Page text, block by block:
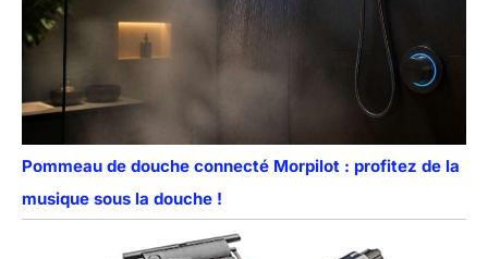
Pommeau de douche connecté Morpilot : profitez de la
musique sous la douche !